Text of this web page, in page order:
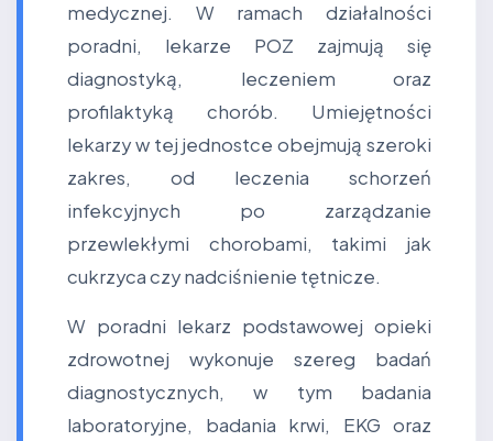
medycznej. W ramach działalności
poradni, lekarze POZ zajmują się
diagnostyką, leczeniem oraz
profilaktyką chorób. Umiejętności
lekarzy w tej jednostce obejmują szeroki
zakres, od leczenia schorzeń
infekcyjnych po zarządzanie
przewlekłymi chorobami, takimi jak
cukrzyca czy nadciśnienie tętnicze.
W poradni lekarz podstawowej opieki
zdrowotnej wykonuje szereg badań
diagnostycznych, w tym badania
laboratoryjne, badania krwi, EKG oraz